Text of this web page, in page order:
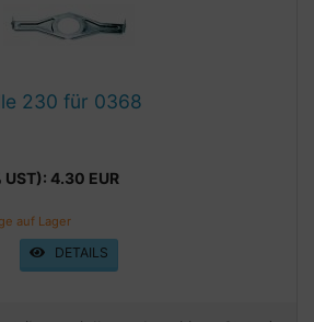
230 für 0368
4.30 EUR
auf Lager
DETAILS